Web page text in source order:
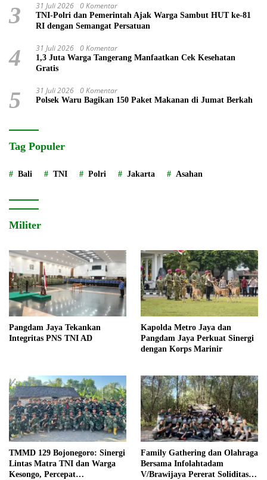
3 31 Juli 2026 0 Komentar
TNI-Polri dan Pemerintah Ajak Warga Sambut HUT ke-81
RI dengan Semangat Persatuan
4 31 Juli 2026 0 Komentar
1,3 Juta Warga Tangerang Manfaatkan Cek Kesehatan
Gratis
5 31 Juli 2026 0 Komentar
Polsek Waru Bagikan 150 Paket Makanan di Jumat Berkah
Tag Populer
Bali TNI Polri Jakarta Asahan
Militer
Pangdam Jaya Tekankan
Integritas PNS TNI AD
Kapolda Metro Jaya dan
Pangdam Jaya Perkuat Sinergi
dengan Korps Marinir
TMMD 129 Bojonegoro: Sinergi
Lintas Matra TNI dan Warga
Kesongo, Percepat
Family Gathering dan Olahraga
Bersama Infolahtadam
V/Brawijaya Pererat Soliditas